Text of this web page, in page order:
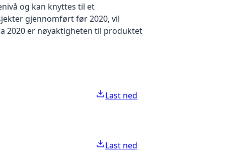
og kan knyttes til et
gjennomført før 2020, vil
2020 er nøyaktigheten til produktet
Last ned
Last ned